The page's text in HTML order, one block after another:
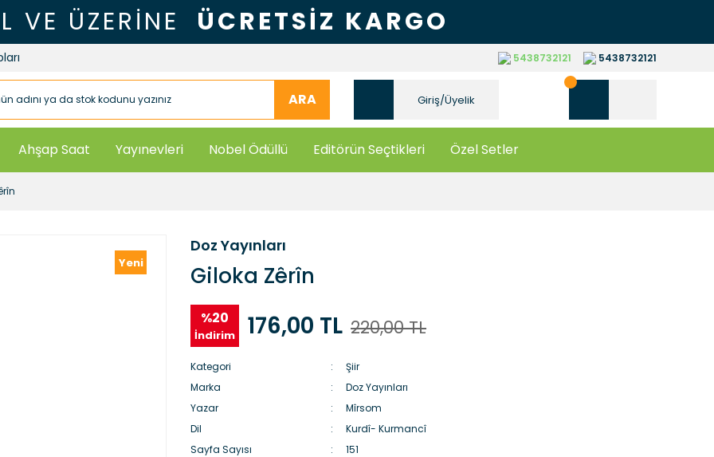
VE ÜZERİNE ÜCRETSİZ KARGO
5438732121 5438732121
ARA Giriş/Üyelik
Ahşap Saat Yayınevleri Nobel Ödüllü Editörün Seçtikleri Özel Setler
Yeni
Doz Yayınları
Giloka Zêrîn
%20
İndirim 176,00 TL 220,00 TL
Kategori
Şiir
Marka
Doz Yayınları
Yazar
Mîrsom
Dil
Kurdî- Kurmancî
Sayfa Sayısı
151